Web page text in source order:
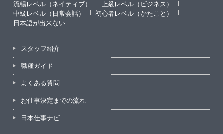
流暢レベル（ネイティブ）
上級レベル（ビジネス）
中級レベル（日常会話）
初心者レベル（かたこと）
日本語が出来ない
スタッフ紹介
職種ガイド
よくある質問
お仕事決定までの流れ
日本仕事ナビ